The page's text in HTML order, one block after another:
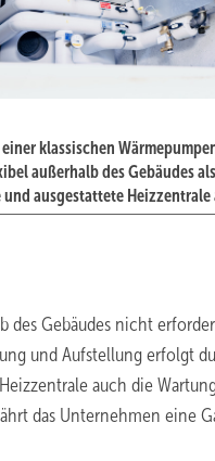
einer klassischen
außerhalb des Gebäudes
ausgestattete
des Gebäudes nicht
und Aufstellung erfolgt
auch die
das Unternehmen eine